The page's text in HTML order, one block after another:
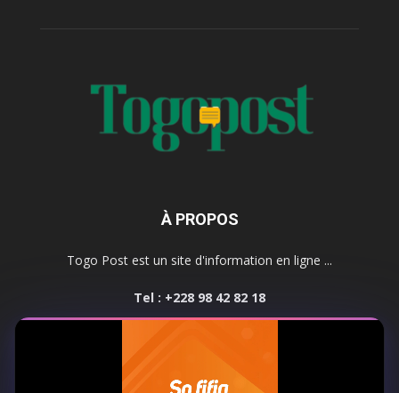
À PROPOS
Togo Post est un site d'information en ligne ...
Tel : +228 98 42 82 18